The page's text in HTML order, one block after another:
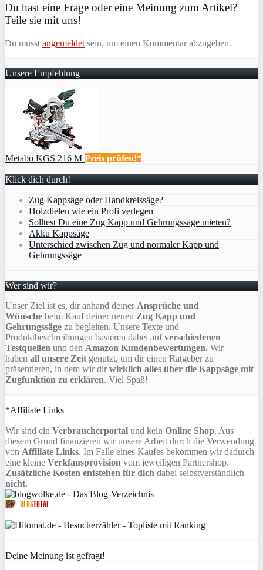
Du hast eine Frage oder eine Meinung zum Artikel?
Teile sie mit uns!
Du musst angemeldet sein, um einen Kommentar abzugeben.
Unsere Empfehlung
Metabo KGS 216 M Preis prüfen!*
Klick dich durch!
Zug Kappsäge oder Handkreissäge?
Holzdielen wie ein Profi verlegen
Solltest Du eine Zug Kapp und Gehrungssäge mieten?
Akku Kappsäge
Unterschied zwischen Zug und normaler Kapp und
Gehrungssäge
Wer sind wir?
Unser Ziel ist es, dir anhand deiner Ansprüche und
Wünsche beim Kauf deiner neuen Zug Kapp und
Gehrungssäge zu begleiten. Unsere Texte und
Produktbeschreibungen basieren dabei aufverschiedenen
Testquellen und den Amazon Kundenbewertungen. Wir
haben all unsere Zeit genutzt, um dir einen Ratgeber zu
präsentieren, in dem wir dirwirklich alles über die Kappsäge mit
Zugfunktion zu erklären. Viel Spaß!
*Affiliate Links
Wir sind ein Verbraucherportal und kein Online Shop. Aus
diesem Grund finanzieren wir unsere Arbeit durch die Verwendung
von Affiliate Links. Im Falle eines Kaufes bekommen wir dadurch
eine kleine Verkfausprovision vom jeweiligen Partnershop.
Zusätzliche Kosten entstehen für dich dabei selbstverständlich
nicht.
Deine Meinung ist gefragt!